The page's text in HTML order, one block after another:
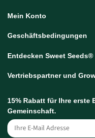
Mein Konto
Geschäftsbedingungen
Entdecken Sweet Seeds®
Vertriebspartner und
15% Rabatt für Ihre erste
Gemeinschaft.